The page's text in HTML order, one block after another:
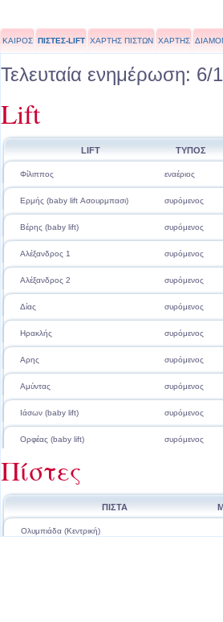
ΚΑΙΡΟΣ ΠΙΣΤΕΣ-LIFT ΧΑΡΤΗΣ ΠΙΣΤΩΝ ΧΑΡΤΗΣ
Τελευταία ενημέρωση:
Lift
LIFT ΤΥΠΟΣ
Φίλιππος εναέριος
Ερμής (baby lift Ασουρμπασι) συρόμενος
Βέρης (baby lift) συρόμενος
Αλέξανδρος 1 συρόμενος
Αλέξανδρος 2 συρόμενος
Δίας συρόμενος
Ηρακλής συρόμενος
Αρης συρόμενος
Αμύντας συρόμενος
Ιάσων (baby lift) συρόμενος
Ορφέας (baby lift) συρόμενος
Πίστες
ΠΙΣΤΑ
Ολυμπιάδα (Κεντρική)